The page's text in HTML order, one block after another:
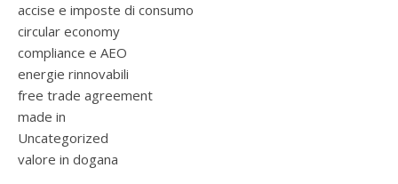
accise e imposte di consumo
circular economy
compliance e AEO
energie rinnovabili
free trade agreement
made in
Uncategorized
valore in dogana